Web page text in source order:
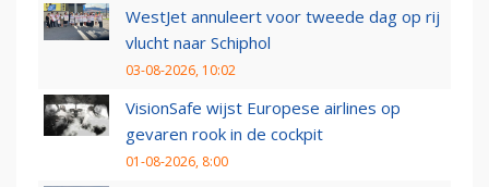
WestJet annuleert voor tweede dag op rij
vlucht naar Schiphol
03-08-2026, 10:02
VisionSafe wijst Europese airlines op
gevaren rook in de cockpit
01-08-2026, 8:00